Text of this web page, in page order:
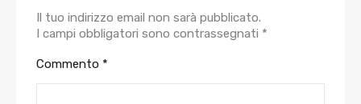
Il tuo indirizzo email non sarà pubblicato.
I campi obbligatori sono contrassegnati *
Commento *